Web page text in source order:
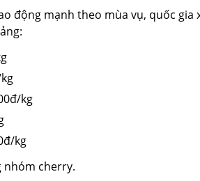
động mạnh theo mùa vụ, quốc gia
kg
kg
nhóm cherry.